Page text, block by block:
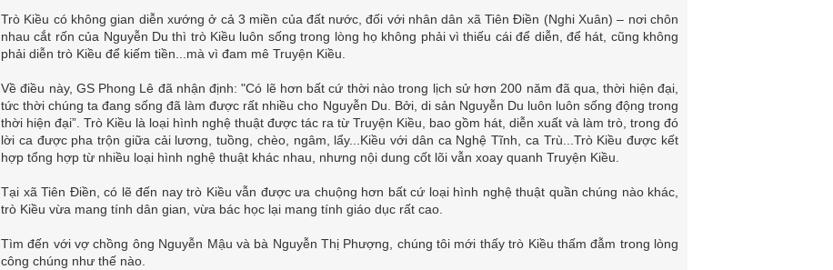
Trò Kiều có không gian diễn xướng ở cả 3 miền của đất nước, đối với nhân dân xã Tiên Điền (Nghi Xuân) – nơi chôn
nhau cắt rốn của Nguyễn Du thì trò Kiều luôn sống trong lòng họ không phải vì thiếu cái để diễn, để hát, cũng không
phải diễn trò Kiều để kiếm tiền...mà vì đam mê Truyện Kiều.
Về điều này, GS Phong Lê đã nhận định: "Có lẽ hơn bất cứ thời nào trong lịch sử hơn 200 năm đã qua, thời hiện đại,
tức thời chúng ta đang sống đã làm được rất nhiều cho Nguyễn Du. Bởi, di sản Nguyễn Du luôn luôn sống động trong
thời hiện đại”. Trò Kiều là loại hình nghệ thuật được tác ra từ Truyện Kiều, bao gồm hát, diễn xuất và làm trò, trong đó
lời ca được pha trộn giữa cải lương, tuồng, chèo, ngâm, lẩy...Kiều với dân ca Nghệ Tĩnh, ca Trù...Trò Kiều được kết
hợp tổng hợp từ nhiều loại hình nghệ thuật khác nhau, nhưng nội dung cốt lõi vẫn xoay quanh Truyện Kiều.
Tại xã Tiên Điền, có lẽ đến nay trò Kiều vẫn được ưa chuộng hơn bất cứ loại hình nghệ thuật quần chúng nào khác,
trò Kiều vừa mang tính dân gian, vừa bác học lại mang tính giáo dục rất cao.
Tìm đến với vợ chồng ông Nguyễn Mậu và bà Nguyễn Thị Phượng, chúng tôi mới thấy trò Kiều thấm đẫm trong lòng
công chúng như thế nào.